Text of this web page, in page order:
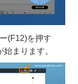
(F12)を押す
まります。